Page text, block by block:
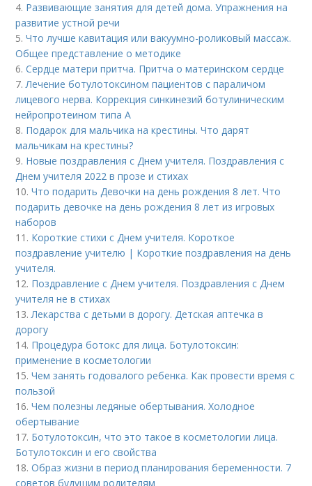
4. Развивающие занятия для детей дома. Упражнения на
развитие устной речи
5.Что лучше кавитация или вакуумно-роликовый массаж.
Общее представление о методике
6.Сердце матери притча. Притча о материнском сердце
7.Лечение ботулотоксином пациентов с параличом
лицевого нерва. Коррекция синкинезий ботулиническим
нейропротеином типа А
8. Подарок для мальчика на крестины. Что дарят
мальчикам на крестины?
9. Новые поздравления с Днем учителя. Поздравления с
Днем учителя 2022 в прозе и стихах
10.Что подарить Девочки на день рождения 8 лет. Что
подарить девочке на день рождения 8 лет из игровых
наборов
11. Короткие стихи с Днем учителя. Короткое
поздравление учителю | Короткие поздравления на день
учителя.
12. Поздравление с Днем учителя. Поздравления с Днем
учителя не в стихах
13.Лекарства с детьми в дорогу. Детская аптечка в
дорогу
14. Процедура ботокс для лица. Ботулотоксин:
применение в косметологии
15.Чем занять годовалого ребенка. Как провести время с
пользой
16.Чем полезны ледяные обертывания. Холодное
обертывание
17. Ботулотоксин, что это такое в косметологии лица.
Ботулотоксин и его свойства
18.Образ жизни в период планирования беременности. 7
советов будущим родителям